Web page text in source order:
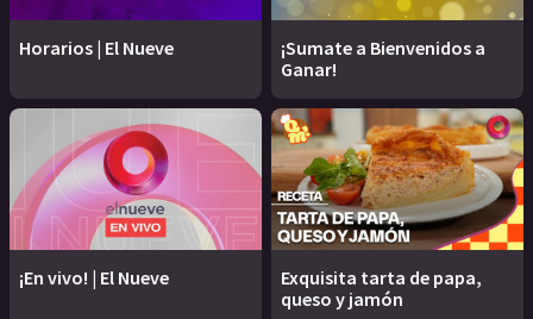
Horarios | El Nueve
¡Sumate a Bienvenidos a
Ganar!
¡En vivo! | El Nueve
Exquisita tarta de papa,
queso y jamón